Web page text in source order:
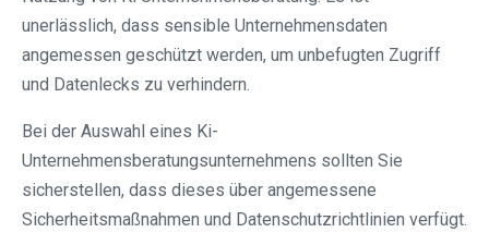
unerlässlich, dass sensible Unternehmensdaten
angemessen geschützt werden, um unbefugten Zugriff
und Datenlecks zu verhindern.
Bei der Auswahl eines Ki-
Unternehmensberatungsunternehmens sollten Sie
sicherstellen, dass dieses über angemessene
Sicherheitsmaßnahmen und Datenschutzrichtlinien verfügt.